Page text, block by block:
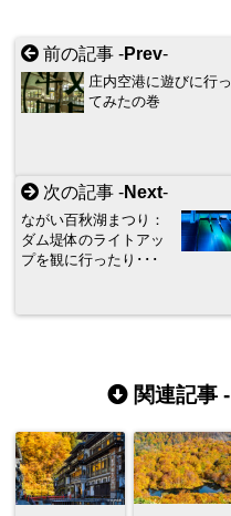
前の記事 -Prev-
庄内空港に遊びに行っ
てみたの巻
次の記事 -Next-
ながい百秋湖まつり：
ダム堤体のライトアッ
プを観に行ったり･･･
関連記事 -